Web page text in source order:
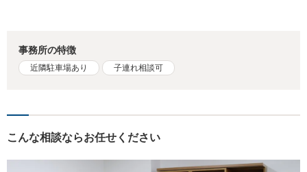
事務所の特徴
近隣駐車場あり 子連れ相談可
こんな相談ならお任せください